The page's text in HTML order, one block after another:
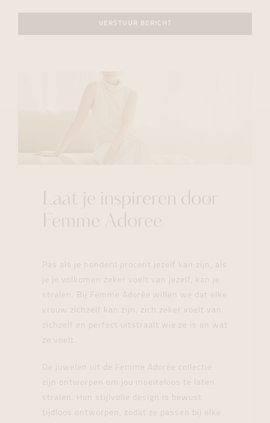
VERSTUUR BERICHT
Laat je inspireren door
Femme Adoree
Pas als je honderd procent jezelf kan zijn, als
je je volkomen zeker voelt van jezelf, kan je
stralen. Bij Femme Adorée willen we dat elke
vrouw zichzelf kan zijn, zich zeker voelt van
zichzelf en perfect uitstraalt wie ze is en wat
ze voelt.
De juwelen uit de Femme Adorée collectie
zijn ontworpen om jou moeiteloos te laten
stralen. Hun stijlvolle design is bewust
tijdloos ontworpen, zodat ze passen bij elke